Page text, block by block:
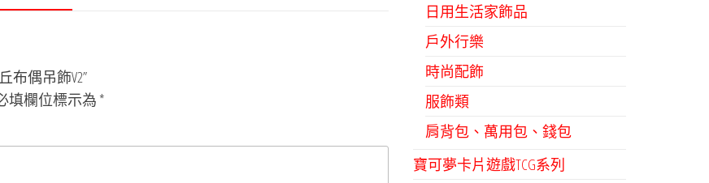
機
場
布偶吊飾V2”
填欄位標示為 *
日用生活家飾品
戶外行樂
時尚配飾
服飾類
肩背包、萬用包、錢包
寶可夢卡片遊戲TCG系列